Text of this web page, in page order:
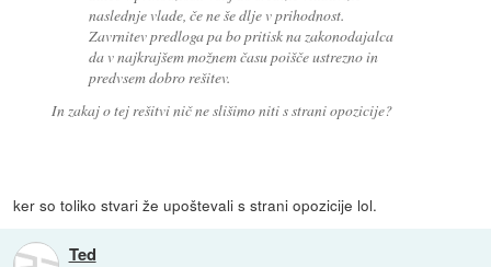
naslednje vlade, če ne še dlje v prihodnost.
Zavrnitev predloga pa bo pritisk na zakonodajalca
da v najkrajšem možnem času poišče ustrezno in
predvsem dobro rešitev.
In zakaj o tej rešitvi nič ne slišimo niti s strani opozicije?
ker so toliko stvari že upoštevali s strani opozicije lol.
Ted